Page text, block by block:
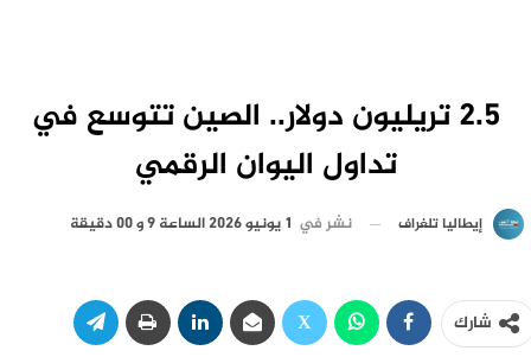
2.5 تريليون دولار.. الصين تتوسع في
تداول اليوان الرقمي
إيطاليا تلغراف نشر في 1 يونيو 2026 الساعة 9 و 00 دقيقة
شارك